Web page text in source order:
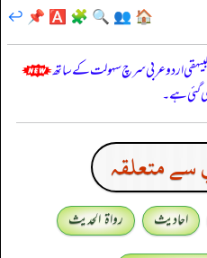
🏠
👥
🔍
🧩
🅰️
📌
↩️
اردو عربی سرچ سہولت کے ساتھ
گئی ہے۔
متعلقہ
احادیث
رواۃ الحدیث